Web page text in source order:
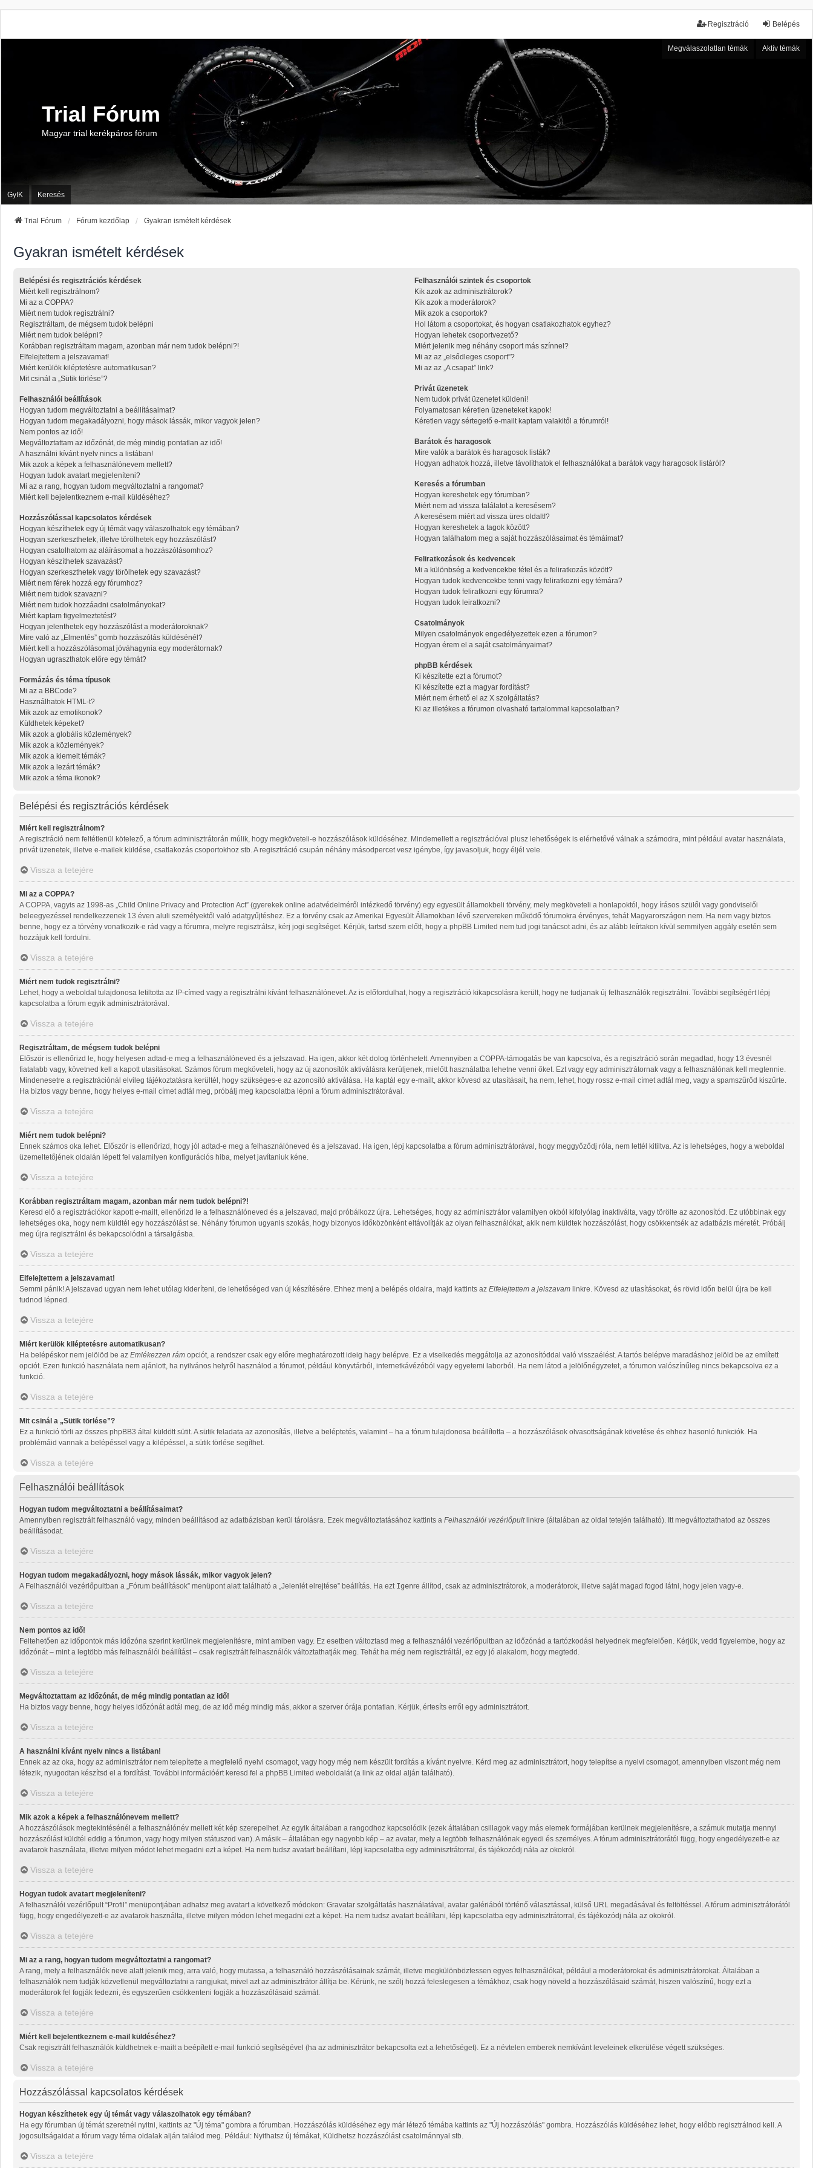
Belépés
Regisztráció
Megválaszolatlan témák Aktív témák
Trial Fórum
Magyar trial kerékpáros fórum
GyIK Keresés
Trial Fórum Fórum kezdőlap Gyakran ismételt kérdések
Gyakran ismételt kérdések
Belépési és regisztrációs kérdések
Miért kell regisztrálnom?
Mi az a COPPA?
Miért nem tudok regisztrálni?
Regisztráltam, de mégsem tudok belépni
Miért nem tudok belépni?
Korábban regisztráltam magam, azonban már nem tudok belépni?!
Elfelejtettem a jelszavamat!
Miért kerülök kiléptetésre automatikusan?
Mit csinál a „Sütik törlése”?
Felhasználói beállítások
Hogyan tudom megváltoztatni a beállításaimat?
Hogyan tudom megakadályozni, hogy mások lássák, mikor vagyok jelen?
Nem pontos az idő!
Megváltoztattam az időzónát, de még mindig pontatlan az idő!
A használni kívánt nyelv nincs a listában!
Mik azok a képek a felhasználónevem mellett?
Hogyan tudok avatart megjeleníteni?
Mi az a rang, hogyan tudom megváltoztatni a rangomat?
Miért kell bejelentkeznem e-mail küldéséhez?
Hozzászólással kapcsolatos kérdések
Hogyan készíthetek egy új témát vagy válaszolhatok egy témában?
Hogyan szerkeszthetek, illetve törölhetek egy hozzászólást?
Hogyan csatolhatom az aláírásomat a hozzászólásomhoz?
Hogyan készíthetek szavazást?
Hogyan szerkeszthetek vagy törölhetek egy szavazást?
Miért nem férek hozzá egy fórumhoz?
Miért nem tudok szavazni?
Miért nem tudok hozzáadni csatolmányokat?
Miért kaptam figyelmeztetést?
Hogyan jelenthetek egy hozzászólást a moderátoroknak?
Mire való az „Elmentés” gomb hozzászólás küldésénél?
Miért kell a hozzászólásomat jóváhagynia egy moderátornak?
Hogyan ugraszthatok előre egy témát?
Formázás és téma típusok
Mi az a BBCode?
Használhatok HTML-t?
Mik azok az emotikonok?
Küldhetek képeket?
Mik azok a globális közlemények?
Mik azok a közlemények?
Mik azok a kiemelt témák?
Mik azok a lezárt témák?
Mik azok a téma ikonok?
Felhasználói szintek és csoportok
Kik azok az adminisztrátorok?
Kik azok a moderátorok?
Mik azok a csoportok?
Hol látom a csoportokat, és hogyan csatlakozhatok egyhez?
Hogyan lehetek csoportvezető?
Miért jelenik meg néhány csoport más színnel?
Mi az az „elsődleges csoport”?
Mi az az „A csapat” link?
Privát üzenetek
Nem tudok privát üzenetet küldeni!
Folyamatosan kéretlen üzeneteket kapok!
Kéretlen vagy sértegető e-mailt kaptam valakitől a fórumról!
Barátok és haragosok
Mire valók a barátok és haragosok listák?
Hogyan adhatok hozzá, illetve távolíthatok el felhasználókat a barátok vagy haragosok listáról?
Keresés a fórumban
Hogyan kereshetek egy fórumban?
Miért nem ad vissza találatot a keresésem?
A keresésem miért ad vissza üres oldalt!?
Hogyan kereshetek a tagok között?
Hogyan találhatom meg a saját hozzászólásaimat és témáimat?
Feliratkozások és kedvencek
Mi a különbség a kedvencekbe tétel és a feliratkozás között?
Hogyan tudok kedvencekbe tenni vagy feliratkozni egy témára?
Hogyan tudok feliratkozni egy fórumra?
Hogyan tudok leiratkozni?
Csatolmányok
Milyen csatolmányok engedélyezettek ezen a fórumon?
Hogyan érem el a saját csatolmányaimat?
phpBB kérdések
Ki készítette ezt a fórumot?
Ki készítette ezt a magyar fordítást?
Miért nem érhető el az X szolgáltatás?
Ki az illetékes a fórumon olvasható tartalommal kapcsolatban?
Belépési és regisztrációs kérdések
Miért kell regisztrálnom?
A regisztráció nem feltétlenül kötelező, a fórum adminisztrátorán múlik, hogy megköveteli-e hozzászólások küldéséhez. Mindemellett a regisztrációval plusz lehetőségek is elérhetővé válnak a számodra, mint például avatar használata,
privát üzenetek, illetve e-mailek küldése, csatlakozás csoportokhoz stb. A regisztráció csupán néhány másodpercet vesz igénybe, így javasoljuk, hogy éljél vele.
Vissza a tetejére
Mi az a COPPA?
A COPPA, vagyis az 1998-as „Child Online Privacy and Protection Act” (gyerekek online adatvédelméről intézkedő törvény) egy egyesült államokbeli törvény, mely megköveteli a honlapoktól, hogy írásos szülői vagy gondviselői
beleegyezéssel rendelkezzenek 13 éven aluli személyektől való adatgyűjtéshez. Ez a törvény csak az Amerikai Egyesült Államokban lévő szervereken működő fórumokra érvényes, tehát Magyarországon nem. Ha nem vagy biztos
benne, hogy ez a törvény vonatkozik-e rád vagy a fórumra, melyre regisztrálsz, kérj jogi segítséget. Kérjük, tartsd szem előtt, hogy a phpBB Limited nem tud jogi tanácsot adni, és az alább leírtakon kívül semmilyen aggály esetén sem
hozzájuk kell fordulni.
Vissza a tetejére
Miért nem tudok regisztrálni?
Lehet, hogy a weboldal tulajdonosa letiltotta az IP-címed vagy a regisztrálni kívánt felhasználónevet. Az is előfordulhat, hogy a regisztráció kikapcsolásra került, hogy ne tudjanak új felhasználók regisztrálni. További segítségért lépj
kapcsolatba a fórum egyik adminisztrátorával.
Vissza a tetejére
Regisztráltam, de mégsem tudok belépni
Először is ellenőrizd le, hogy helyesen adtad-e meg a felhasználóneved és a jelszavad. Ha igen, akkor két dolog történhetett. Amennyiben a COPPA-támogatás be van kapcsolva, és a regisztráció során megadtad, hogy 13 évesnél
fiatalabb vagy, követned kell a kapott utasításokat. Számos fórum megköveteli, hogy az új azonosítók aktiválásra kerüljenek, mielőtt használatba lehetne venni őket. Ezt vagy egy adminisztrátornak vagy a felhasználónak kell megtennie.
Mindenesetre a regisztrációnál elvileg tájékoztatásra kerültél, hogy szükséges-e az azonosító aktiválása. Ha kaptál egy e-mailt, akkor kövesd az utasításait, ha nem, lehet, hogy rossz e-mail címet adtál meg, vagy a spamszűrőd kiszűrte.
Ha biztos vagy benne, hogy helyes e-mail címet adtál meg, próbálj meg kapcsolatba lépni a fórum adminisztrátorával.
Vissza a tetejére
Miért nem tudok belépni?
Ennek számos oka lehet. Először is ellenőrizd, hogy jól adtad-e meg a felhasználóneved és a jelszavad. Ha igen, lépj kapcsolatba a fórum adminisztrátorával, hogy meggyőződj róla, nem lettél kitiltva. Az is lehetséges, hogy a weboldal
üzemeltetőjének oldalán lépett fel valamilyen konfigurációs hiba, melyet javítaniuk kéne.
Vissza a tetejére
Korábban regisztráltam magam, azonban már nem tudok belépni?!
Keresd elő a regisztrációkor kapott e-mailt, ellenőrizd le a felhasználóneved és a jelszavad, majd próbálkozz újra. Lehetséges, hogy az adminisztrátor valamilyen okból kifolyólag inaktiválta, vagy törölte az azonosítód. Ez utóbbinak egy
lehetséges oka, hogy nem küldtél egy hozzászólást se. Néhány fórumon ugyanis szokás, hogy bizonyos időközönként eltávolítják az olyan felhasználókat, akik nem küldtek hozzászólást, hogy csökkentsék az adatbázis méretét. Próbálj
meg újra regisztrálni és bekapcsolódni a társalgásba.
Vissza a tetejére
Elfelejtettem a jelszavamat!
Semmi pánik! A jelszavad ugyan nem lehet utólag kideríteni, de lehetőséged van új készítésére. Ehhez menj a belépés oldalra, majd kattints az Elfelejtettem a jelszavam linkre. Kövesd az utasításokat, és rövid időn belül újra be kell
tudnod lépned.
Vissza a tetejére
Miért kerülök kiléptetésre automatikusan?
Ha belépéskor nem jelölöd be az Emlékezzen rám opciót, a rendszer csak egy előre meghatározott ideig hagy belépve. Ez a viselkedés meggátolja az azonosítóddal való visszaélést. A tartós belépve maradáshoz jelöld be az említett
opciót. Ezen funkció használata nem ajánlott, ha nyilvános helyről használod a fórumot, például könyvtárból, internetkávézóból vagy egyetemi laborból. Ha nem látod a jelölőnégyzetet, a fórumon valószínűleg nincs bekapcsolva ez a
funkció.
Vissza a tetejére
Mit csinál a „Sütik törlése”?
Ez a funkció törli az összes phpBB3 által küldött sütit. A sütik feladata az azonosítás, illetve a beléptetés, valamint – ha a fórum tulajdonosa beállította – a hozzászólások olvasottságának követése és ehhez hasonló funkciók. Ha
problémáid vannak a belépéssel vagy a kilépéssel, a sütik törlése segíthet.
Vissza a tetejére
Felhasználói beállítások
Hogyan tudom megváltoztatni a beállításaimat?
Amennyiben regisztrált felhasználó vagy, minden beállításod az adatbázisban kerül tárolásra. Ezek megváltoztatásához kattints a Felhasználói vezérlőpultlinkre (általában az oldal tetején található). Itt megváltoztathatod az összes
beállításodat.
Vissza a tetejére
Hogyan tudom megakadályozni, hogy mások lássák, mikor vagyok jelen?
A Felhasználói vezérlőpultban a „Fórum beállítások” menüpont alatt található a „Jelenlét elrejtése” beállítás. Ha ezt Igenre állítod, csak az adminisztrátorok, a moderátorok, illetve saját magad fogod látni, hogy jelen vagy-e.
Vissza a tetejére
Nem pontos az idő!
Feltehetően az időpontok más időzóna szerint kerülnek megjelenítésre, mint amiben vagy. Ez esetben változtasd meg a felhasználói vezérlőpultban az időzónád a tartózkodási helyednek megfelelően. Kérjük, vedd figyelembe, hogy az
időzónát – mint a legtöbb más felhasználói beállítást – csak regisztrált felhasználók változtathatják meg. Tehát ha még nem regisztráltál, ez egy jó alakalom, hogy megtedd.
Vissza a tetejére
Megváltoztattam az időzónát, de még mindig pontatlan az idő!
Ha biztos vagy benne, hogy helyes időzónát adtál meg, de az idő még mindig más, akkor a szerver órája pontatlan. Kérjük, értesíts erről egy adminisztrátort.
Vissza a tetejére
A használni kívánt nyelv nincs a listában!
Ennek az az oka, hogy az adminisztrátor nem telepítette a megfelelő nyelvi csomagot, vagy hogy még nem készült fordítás a kívánt nyelvre. Kérd meg az adminisztrátort, hogy telepítse a nyelvi csomagot, amennyiben viszont még nem
létezik, nyugodtan készítsd el a fordítást. További információért keresd fel a phpBB Limited weboldalát (a link az oldal alján található).
Vissza a tetejére
Mik azok a képek a felhasználónevem mellett?
A hozzászólások megtekintésénél a felhasználónév mellett két kép szerepelhet. Az egyik általában a rangodhoz kapcsolódik (ezek általában csillagok vagy más elemek formájában kerülnek megjelenítésre, a számuk mutatja mennyi
hozzászólást küldtél eddig a fórumon, vagy hogy milyen státuszod van). A másik – általában egy nagyobb kép – az avatar, mely a legtöbb felhasználónak egyedi és személyes. A fórum adminisztrátorától függ, hogy engedélyezett-e az
avatarok használata, illetve milyen módot lehet megadni ezt a képet. Ha nem tudsz avatart beállítani, lépj kapcsolatba egy adminisztrátorral, és tájékozódj nála az okokról.
Vissza a tetejére
Hogyan tudok avatart megjeleníteni?
A felhasználói vezérlőpult “Profil” menüpontjában adhatsz meg avatart a következő módokon: Gravatar szolgáltatás használatával, avatar galériából történő választással, külső URL megadásával és feltöltéssel. A fórum adminisztrátorától
függ, hogy engedélyezett-e az avatarok használta, illetve milyen módon lehet megadni ezt a képet. Ha nem tudsz avatart beállítani, lépj kapcsolatba egy adminisztrátorral, és tájékozódj nála az okokról.
Vissza a tetejére
Mi az a rang, hogyan tudom megváltoztatni a rangomat?
A rang, mely a felhasználók neve alatt jelenik meg, arra való, hogy mutassa, a felhasználó hozzászólásainak számát, illetve megkülönböztessen egyes felhasználókat, például a moderátorokat és adminisztrátorokat. Általában a
felhasználók nem tudják közvetlenül megváltoztatni a rangjukat, mivel azt az adminisztrátor állítja be. Kérünk, ne szólj hozzá feleslegesen a témákhoz, csak hogy növeld a hozzászólásaid számát, hiszen valószínű, hogy ezt a
moderátorok fel fogják fedezni, és egyszerűen csökkenteni fogják a hozzászólásaid számát.
Vissza a tetejére
Miért kell bejelentkeznem e-mail küldéséhez?
Csak regisztrált felhasználók küldhetnek e-mailt a beépített e-mail funkció segítségével (ha az adminisztrátor bekapcsolta ezt a lehetőséget). Ez a névtelen emberek nemkívánt leveleinek elkerülése végett szükséges.
Vissza a tetejére
Hozzászólással kapcsolatos kérdések
Hogyan készíthetek egy új témát vagy válaszolhatok egy témában?
Ha egy fórumban új témát szeretnél nyitni, kattints az "Új téma" gombra a fórumban. Hozzászólás küldéséhez egy már létező témába kattints az "Új hozzászólás" gombra. Hozzászólás küldéséhez lehet, hogy előbb regisztrálnod kell. A
jogosultságaidat a fórum vagy téma oldalak alján találod meg. Például: Nyithatsz új témákat, Küldhetsz hozzászólást csatolmánnyal stb.
Vissza a tetejére